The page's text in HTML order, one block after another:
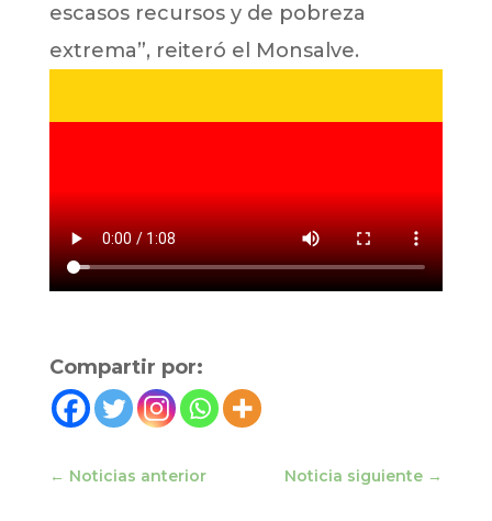
escasos recursos y de pobreza
extrema”, reiteró el Monsalve.
Compartir por:
← Noticias anterior Noticia siguiente →